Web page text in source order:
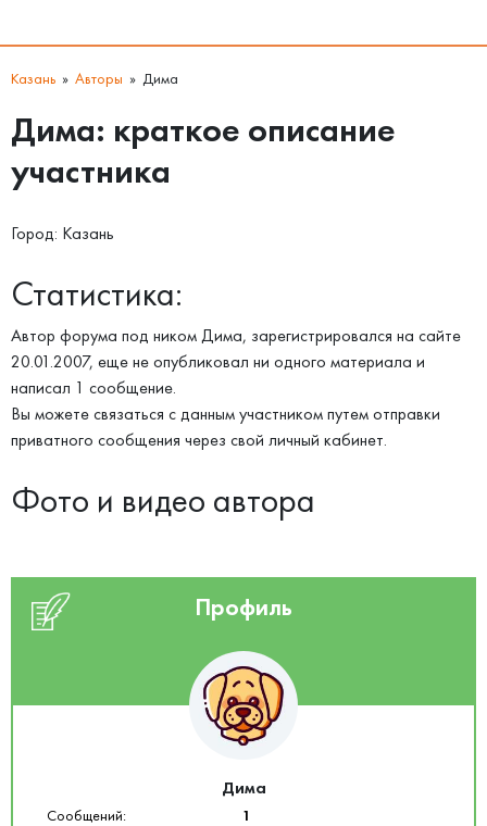
Казань Авторы Дима
Дима: краткое описание
участника
Город: Казань
Статистика:
Автор форума под ником Дима, зарегистрировался на сайте
20.01.2007, еще не опубликовал ни одного материала и
написал 1 сообщение.
Вы можете связаться с данным участником путем отправки
приватного сообщения через свой личный кабинет.
Фото и видео автора
Профиль
Дима
Сообщений:
1